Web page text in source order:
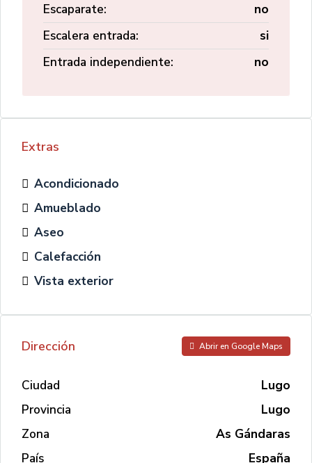
Escaparate:
no
Escalera entrada:
si
Entrada independiente:
no
Extras
Acondicionado
Amueblado
Aseo
Calefacción
Vista exterior
Dirección Abrir en Google Maps
Ciudad
Lugo
Provincia
Lugo
Zona
As Gándaras
País
España